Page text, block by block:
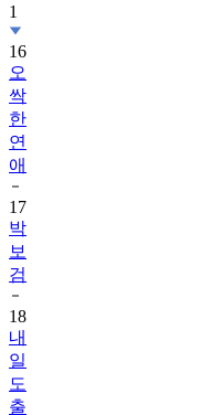
16
오
싹
한
연
애
17
박
보
검
18
내
일
도
출
근!